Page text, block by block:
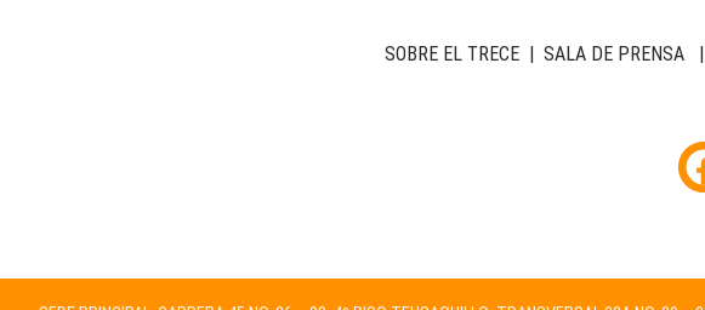
SOBRE EL TRECE | SALA DE PRENSA |